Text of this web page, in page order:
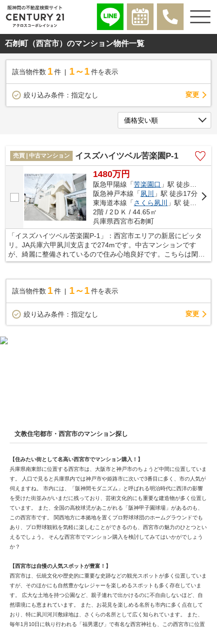
石刎町（西宮市）のマンション物件一覧
該当物件数 1件 1～1 件を表示
絞り込み条件： 指定なし 変更
売買 | 中古マンション イスズハイツベル苦楽園P-1
1480万円
阪急甲陽線「苦楽園口 」駅 徒歩4分
阪急神戸本線「夙川
」駅 徒歩17分
東海道本線「さくら夙川
」駅 徒歩23分
2階 / 2ＤＫ / 44.65㎡
兵庫県西宮市石刎町
「イスズハイツベル苦楽園P-1」：西宮市エリアの新居にピッタ
リ。JA兵庫六甲夙川支店まで274mです。中古マンションです
が、綺麗に整備されているので住み心地良好です。こちらは閑静
な住宅地に立地する物件です。より良い暮らしができるよう、当
居をお求めなら、地域に詳しい当社スタッフへご依頼下さい。
該当物件数 1件 1～1 件を表示
絞り込み条件： 指定なし 変更
文教住宅都市・西宮市のマンション探し
【住みたい街として名高い西宮市でマンション購入！】
兵庫県南東部に位置する西宮市は、大阪市と神戸市のちょうど中間に位置していま
す。 人口で見ると兵庫県内では神戸市や姫路市に次いで3番目に多く、市の人気が
伺えますね。 市内には、「阪神間モダニズム」と呼ばれる明治時代に西洋の影響
を受けた街並みがいまだに残っており、芸術文化的にも重要な建造物が多く位置し
ています。 また、全国の高校球児があこがれる「阪神甲子園球場」があるのも、
この西宮市です。 関西地方に本拠地を置くプロ野球球団のホームグラウンドでも
あり、プロ野球観戦を気軽に楽しむことができるのも、西宮市の魅力のひとつとい
えるでしょう。 そんな西宮市でマンション購入を検討してみてはいかがでしょう
か？
【西宮市は自慢の人気スポットが豊富！】
西宮市は、伝統文化や歴史的に重要な史跡などの観光スポットが多く位置していま
すが、そのほかにも自然豊かなレジャーを楽しめるスポットも多く存在していま
す。 広大な土地を持つ公園など、親子連れで出かけるのに不自由しないほど、自
然環境にも恵まれています。 また、お花見を楽しめる名所も市内に多く点在して
おり、特に夙川河川敷緑地は、さくらの名所として広く知られています。 また、
毎年1月10日に執り行われる「福男選び」で有名な西宮神社も、この西宮市に位置